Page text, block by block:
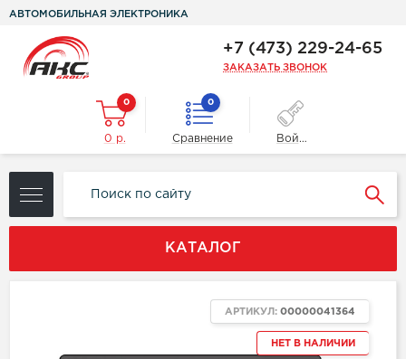
АВТОМОБИЛЬНАЯ ЭЛЕКТРОНИКА
+7 (473) 229-24-65
ЗАКАЗАТЬ ЗВОНОК
0
0 р.
0
Сравнение Войти
КАТАЛОГ
НЕТ В НАЛИЧИИ
АРТИКУЛ: 00000041364